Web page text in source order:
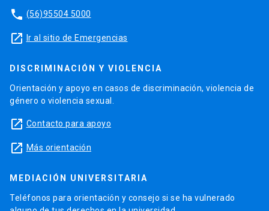
phone (56)95504 5000
launch Ir al sitio de Emergencias
DISCRIMINACIÓN Y VIOLENCIA
Orientación y apoyo en casos de discriminación, violencia de
género o violencia sexual.
launch Contacto para apoyo
launch Más orientación
MEDIACIÓN UNIVERSITARIA
Teléfonos para orientación y consejo si se ha vulnerado